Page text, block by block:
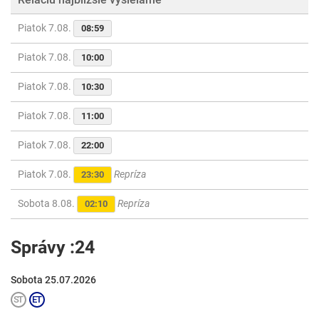
Piatok 7.08. 08:59
Piatok 7.08. 10:00
Piatok 7.08. 10:30
Piatok 7.08. 11:00
Piatok 7.08. 22:00
Piatok 7.08. 23:30 Repríza
Sobota 8.08. 02:10 Repríza
Správy :24
Sobota 25.07.2026